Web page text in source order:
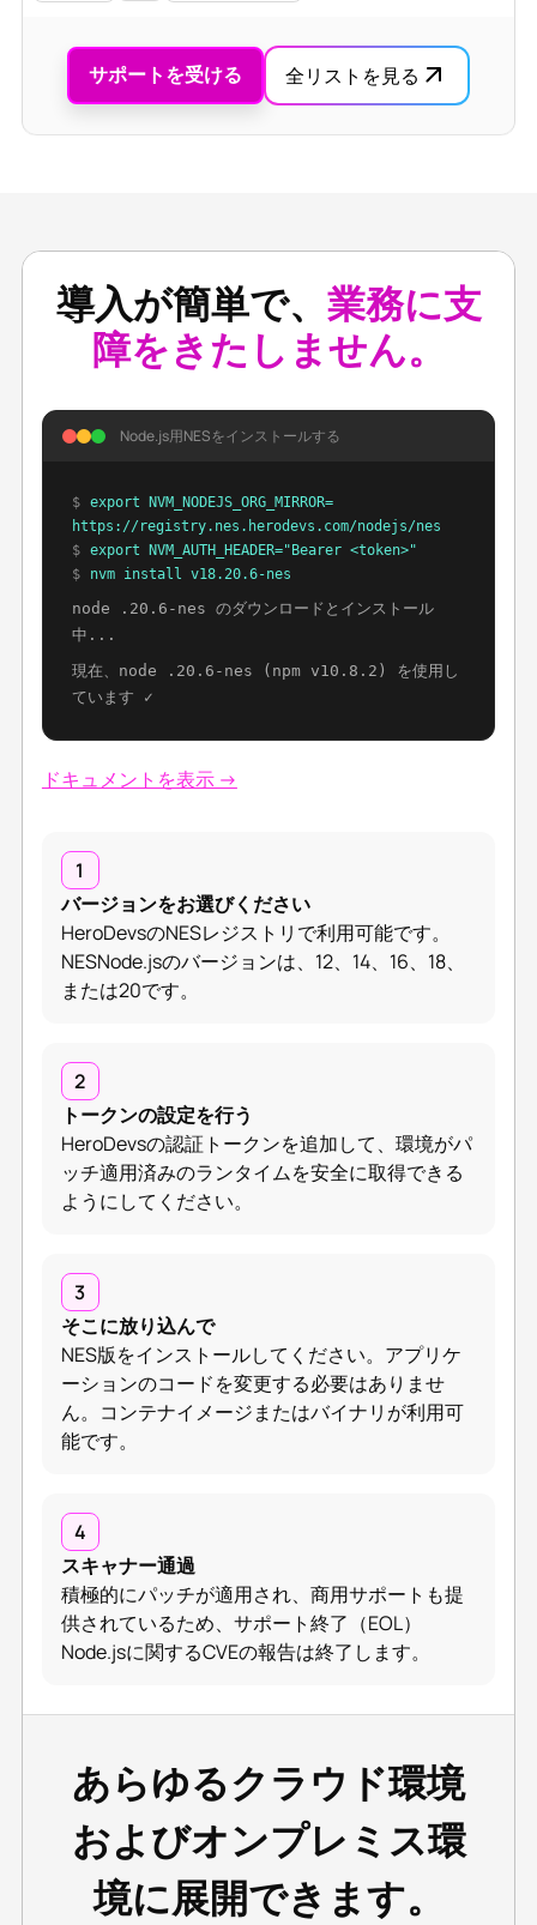
サポートを受ける 全リストを見る
導入が簡単で、 業務に支
障をきたしません。
Node.js用NESをインストールする
$ export NVM_NODEJS_ORG_MIRROR=
https://registry.nes.herodevs.com/nodejs/nes
$ export NVM_AUTH_HEADER="Bearer <token>"
$
nvm install v18.20.6-nes
node .20.6-nes のダウンロードとインストール
中...
現在、node .20.6-nes (npm v10.8.2) を使用し
ています ✓
ドキュメントを表示 →
1
バージョンをお選びください
HeroDevsのNESレジストリで利用可能です。
NESNode.jsのバージョンは、12、14、16、18、
または20です。
2
トークンの設定を行う
HeroDevsの認証トークンを追加して、環境がパ
ッチ適用済みのランタイムを安全に取得できる
ようにしてください。
3
そこに放り込んで
NES版をインストールしてください。アプリケ
ーションのコードを変更する必要はありませ
ん。コンテナイメージまたはバイナリが利用可
能です。
4
スキャナー通過
積極的にパッチが適用され、商用サポートも提
供されているため、サポート終了（EOL）
Node.jsに関するCVEの報告は終了します。
あらゆるクラウド環境
およびオンプレミス環
境に展開できます。